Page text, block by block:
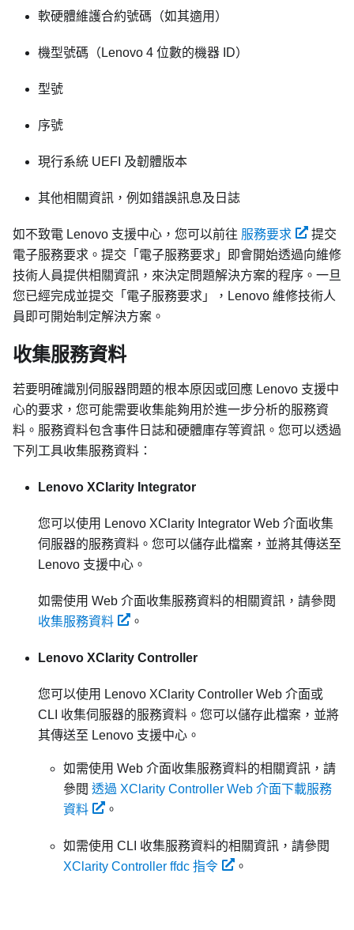
軟硬體維護合約號碼（如其適用）
機型號碼（Lenovo 4 位數的機器 ID）
型號
序號
現行系統 UEFI 及韌體版本
其他相關資訊，例如錯誤訊息及日誌
如不致電 Lenovo 支援中心，您可以前往 服務要求
提交
電子服務要求。提交「電子服務要求」即會開始透過向維修
技術人員提供相關資訊，來決定問題解決方案的程序。一旦
您已經完成並提交「電子服務要求」，Lenovo 維修技術人
員即可開始制定解決方案。
收集服務資料
若要明確識別伺服器問題的根本原因或回應 Lenovo 支援中
心的要求，您可能需要收集能夠用於進一步分析的服務資
料。服務資料包含事件日誌和硬體庫存等資訊。您可以透過
下列工具收集服務資料：
Lenovo XClarity Integrator
您可以使用 Lenovo XClarity Integrator Web 介面收集
伺服器的服務資料。您可以儲存此檔案，並將其傳送至
Lenovo 支援中心。
如需使用 Web 介面收集服務資料的相關資訊，請參閱
收集服務資料
。
Lenovo XClarity Controller
您可以使用 Lenovo XClarity Controller Web 介面或
CLI 收集伺服器的服務資料。您可以儲存此檔案，並將
其傳送至 Lenovo 支援中心。
如需使用 Web 介面收集服務資料的相關資訊，請
參閱 透過 XClarity Controller Web 介面下載服務
資料
。
如需使用 CLI 收集服務資料的相關資訊，請參閱
XClarity Controller ffdc 指令
。